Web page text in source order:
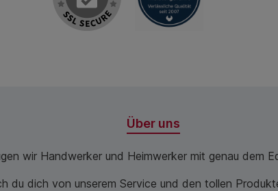
Über uns
wir Handwerker und Heimwerker mit genau dem
du dich von unserem Service und den tollen